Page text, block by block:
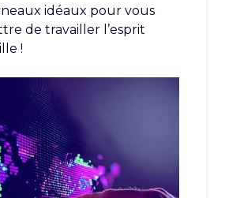
idéaux pour vous
de travailler l’esprit
!